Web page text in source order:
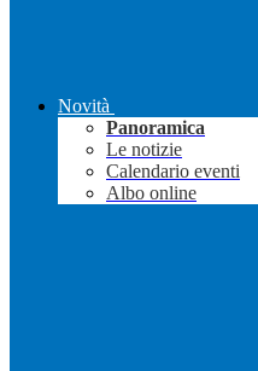
Novità
Panoramica
Le notizie
Calendario eventi
Albo online